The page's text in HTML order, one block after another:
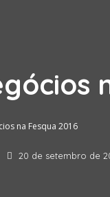
na Fesqua 2016
20 de setembro de